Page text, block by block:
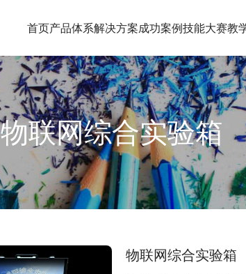
首页产品体系解决方案成功案例技能大赛教
物联网综合实验箱
物联网综合实验箱